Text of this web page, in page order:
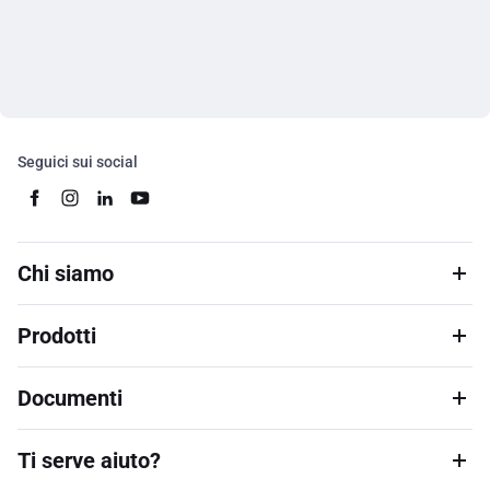
Seguici sui social
Chi siamo
Prodotti
Documenti
Ti serve aiuto?